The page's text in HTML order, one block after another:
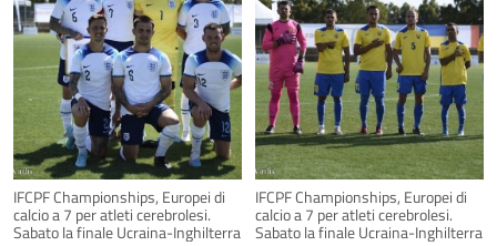
IFCPF Championships, Europei di
calcio a 7 per atleti cerebrolesi.
Sabato la finale Ucraina-Inghilterra
IFCPF Championships, Europei di
calcio a 7 per atleti cerebrolesi.
Sabato la finale Ucraina-Inghilterra